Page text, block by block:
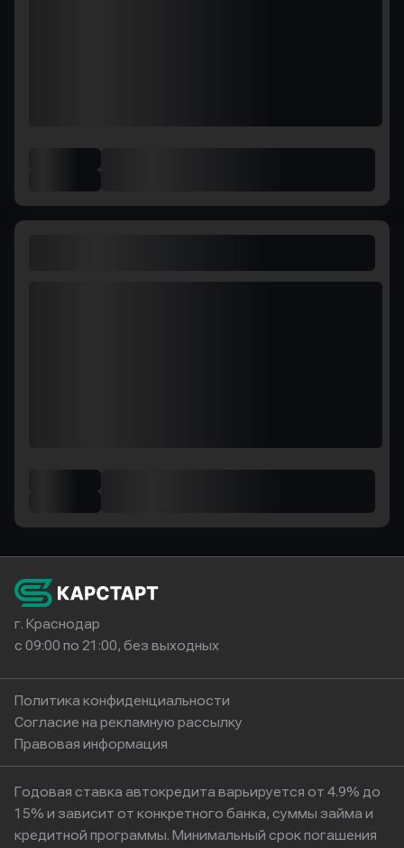
г. Краснодар
с 09:00 по 21:00, без выходных
Политика конфиденциальности
Согласие на рекламную рассылку
Правовая информация
Годовая ставка автокредита варьируется от 4.9% до
15% и зависит от конкретного банка, суммы займа и
кредитной программы. Минимальный срок погашения